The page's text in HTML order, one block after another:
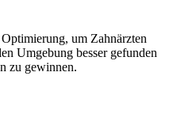
um Zahnärzten
Umgebung besser gefunden
zu gewinnen.